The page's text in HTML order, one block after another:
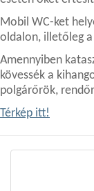
Mobil WC-ket
oldalon, illetőleg
Amennyiben
kövessék a
polgárőrök,
Térkép itt!